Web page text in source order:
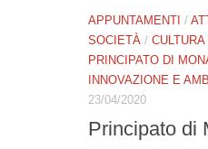
APPUNTAMENTI /
SOCIETÀ /
PRINCIPATO DI
INNOVAZIONE E
23/04/2020
Principato di